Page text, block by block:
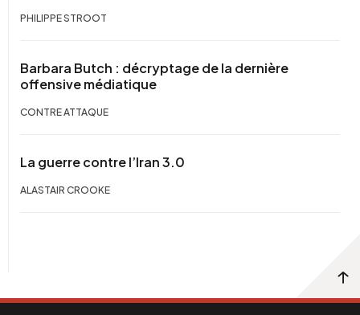
PHILIPPE STROOT
Barbara Butch : décryptage de la dernière
offensive médiatique
CONTRE ATTAQUE
La guerre contre l’Iran 3.0
ALASTAIR CROOKE